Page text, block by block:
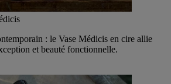
: le Vase Médicis en cire allie
et beauté fonctionnelle.